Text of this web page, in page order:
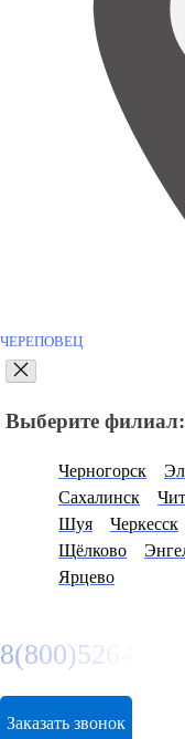
ЧЕРЕПОВЕЦ
Выберите филиал:
Черногорск
Сахалинск
Шуя
Черкесск
Щёлково
Ярцево
8(800)5264207
Заказать звонок